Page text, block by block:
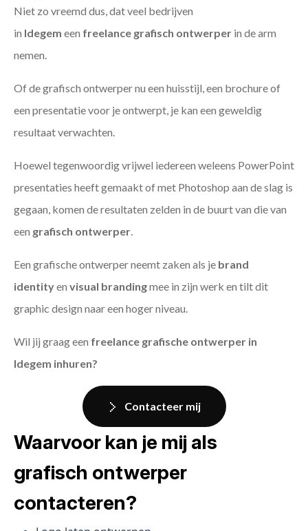
Niet zo vreemd dus, dat veel bedrijven
in Idegem een freelance grafisch ontwerper in de arm
nemen.
Of de grafisch ontwerper nu een huisstijl, een brochure of
een presentatie voor je ontwerpt, je kan een geweldig
resultaat verwachten.
Hoewel tegenwoordig vrijwel iedereen weleens PowerPoint
presentaties heeft gemaakt of met Photoshop aan de slag is
gegaan, komen de resultaten zelden in de buurt van die van
een grafisch ontwerper
Een grafische ontwerper neemt zaken als je brand
identityen visual brandingmee in zijn werk en tilt dit
graphic design naar een hoger niveau.
Wil jij graag een freelance grafische ontwerper in
Idegem inhuren?
Contacteer mij
Waarvoor kan je mij als
grafisch ontwerper
contacteren?